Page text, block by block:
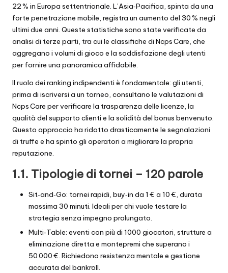
22 % in Europa settentrionale. L’Asia‑Pacifica, spinta da una
forte penetrazione mobile, registra un aumento del 30 % negli
ultimi due anni. Queste statistiche sono state verificate da
analisi di terze parti, tra cui le classifiche di Ncps Care, che
aggregano i volumi di gioco e la soddisfazione degli utenti
per fornire una panoramica affidabile.
Il ruolo dei ranking indipendenti è fondamentale: gli utenti,
prima di iscriversi a un torneo, consultano le valutazioni di
Ncps Care per verificare la trasparenza delle licenze, la
qualità del supporto clienti e la solidità del bonus benvenuto.
Questo approccio ha ridotto drasticamente le segnalazioni
di truffe e ha spinto gli operatori a migliorare la propria
reputazione.
1.1. Tipologie di tornei – 120 parole
Sit‑and‑Go: tornei rapidi, buy‑in da 1 € a 10 €, durata
massima 30 minuti. Ideali per chi vuole testare la
strategia senza impegno prolungato.
Multi‑Table: eventi con più di 1000 giocatori, strutture a
eliminazione diretta e montepremi che superano i
50 000 €. Richiedono resistenza mentale e gestione
accurata del bankroll.